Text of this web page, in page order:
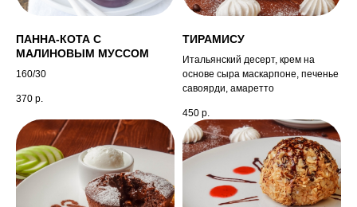
ПАННА-КОТА С
МАЛИНОВЫМ МУССОМ
160/30
370 р.
ТИРАМИСУ
Итальянский десерт, крем на
основе сыра маскарпоне, печенье
савоярди, амаретто
450 р.